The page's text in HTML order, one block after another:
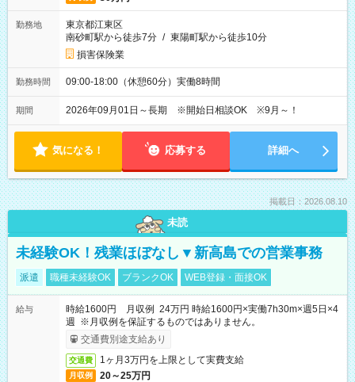
勤務地
東京都江東区
南砂町駅から徒歩7分 / 東陽町駅から徒歩10分
損害保険業
勤務時間 09:00-18:00（休憩60分）実働8時間
期間 2026年09月01日～長期 ※開始日相談OK ※9月～！
気になる！ 応募する 詳細へ
掲載日：2026.08.10
未読
未経験OK！残業ほぼなし▼新高島での営業事務
派遣 職種未経験OK ブランクOK WEB登録・面接OK
給与
時給1600円 月収例 24万円 時給1600円×実働7h30m×週5日×4
週 ※月収例を保証するものではありません。
交通費別途支給あり
交通費 1ヶ月3万円を上限として実費支給
月収例 20～25万円